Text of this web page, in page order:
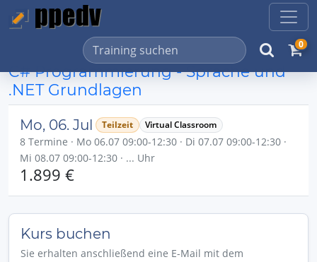
0
C# Programmierung - Sprache und
.NET Grundlagen
Mo, 06. Jul Teilzeit Virtual Classroom
8 Termine · Mo 06.07 09:00-12:30 · Di 07.07 09:00-12:30 ·
Mi 08.07 09:00-12:30 · ... Uhr
1.899 €
Kurs buchen
Sie erhalten anschließend eine E-Mail mit dem